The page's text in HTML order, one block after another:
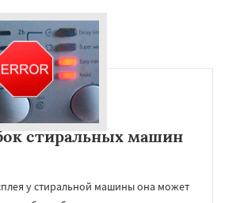
стиральных машин
у стиральной машины она может